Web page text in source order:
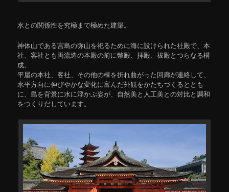
水との関係性を究極まで極めた建築。
神体山である宮島の弥山を祀るために海に設けられた社殿で、本
社、客社とも両流造の本殿の前に幣殿、拝殿、祓殿とつらなる構
成。
平屋の本社、客社、その他の棟を折れ曲がった回廊が連絡して、
水平方向に伸びやかな変化に富んだ外観をかたちづくるととも
に、島を背景に水に浮かぶ姿が、自然美と人工美との対比と調和
をつくりだしています。